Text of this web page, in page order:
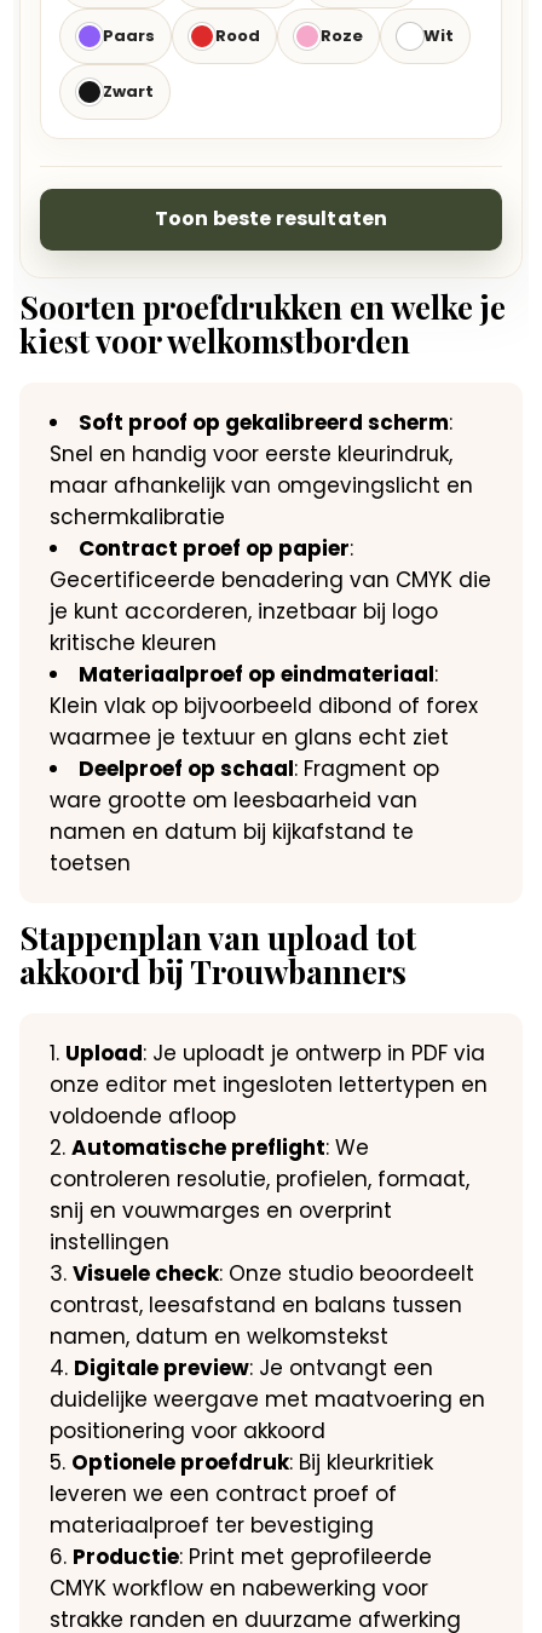
Paars Rood Roze Wit
Zwart
Toon beste resultaten
Soorten proefdrukken en welke je
kiest voor welkomstborden
Soft proof op gekalibreerd scherm:
Snel en handig voor eerste kleurindruk,
maar afhankelijk van omgevingslicht en
schermkalibratie
Contract proef op papier:
Gecertificeerde benadering van CMYK die
je kunt accorderen, inzetbaar bij logo
kritische kleuren
Materiaalproef op eindmateriaal:
Klein vlak op bijvoorbeeld dibond of forex
waarmee je textuur en glans echt ziet
Deelproef op schaal: Fragment op
ware grootte om leesbaarheid van
namen en datum bij kijkafstand te
toetsen
Stappenplan van upload tot
akkoord bij Trouwbanners
Upload: Je uploadt je ontwerp in PDF via
onze editor met ingesloten lettertypen en
voldoende afloop
Automatische preflight: We
controleren resolutie, profielen, formaat,
snij en vouwmarges en overprint
instellingen
Visuele check: Onze studio beoordeelt
contrast, leesafstand en balans tussen
namen, datum en welkomstekst
Digitale preview: Je ontvangt een
duidelijke weergave met maatvoering en
positionering voor akkoord
Optionele proefdruk: Bij kleurkritiek
leveren we een contract proef of
materiaalproef ter bevestiging
Productie: Print met geprofileerde
CMYK workflow en nabewerking voor
strakke randen en duurzame afwerking